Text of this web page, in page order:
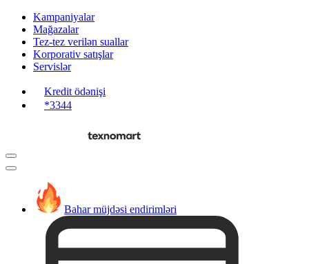
Kampaniyalar
Mağazalar
Tez-tez verilən suallar
Korporativ satışlar
Servislər
Kredit ödənişi
*3344
Bahar müjdəsi endirimləri